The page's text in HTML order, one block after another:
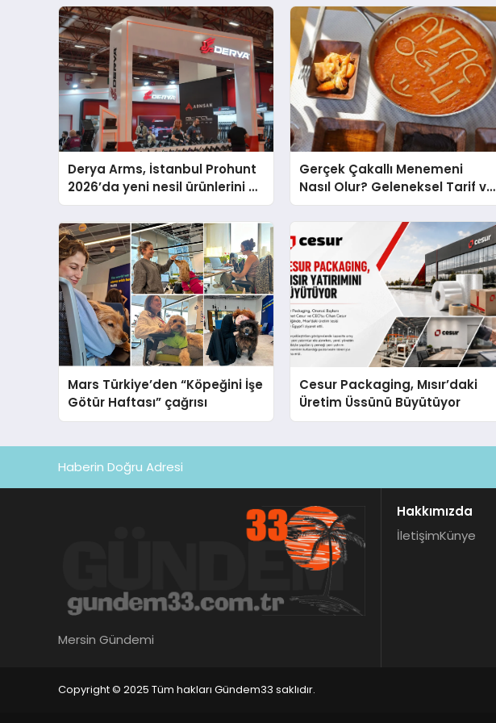
Derya Arms, İstanbul Prohunt
2026’da yeni nesil ürünlerini ve
global marka vizyonunu
sergiledi
Gerçek Çakallı Menemeni
Nasıl Olur? Geleneksel Tarif ve
Sunum
Mars Türkiye’den “Köpeğini İşe
Götür Haftası” çağrısı
Cesur Packaging, Mısır’daki
Üretim Üssünü Büyütüyor
Haberin Doğru Adresi
Mersin Gündemi
Hakkımızda
İletişimKünye
Copyright © 2025 Tüm hakları Gündem33 saklıdır.